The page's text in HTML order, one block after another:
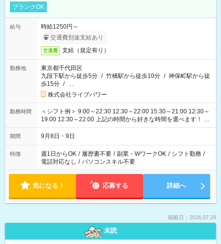
ブランクOK
給与
時給1250円～
交通費別途支給あり
交通費 支給（規定有り）
勤務地
東京都千代田区
九段下駅から徒歩5分 / 竹橋駅から徒歩10分 / 神保町駅から徒
歩15分 / …
株式会社ライブパワー
勤務時間
＜シフト例＞ 9:00～22:30 12:30～22:00 15:30～21:00 12:30～
19:00 12:30～22:00 上記の時間から好きな時間を選べます！ ※
時間は変更となる可能性があります
期間 9月8日・9日
特徴 週1日からOK / 履歴書不要 / 副業・WワークOK / シフト勤務 /
電話対応なし / パソコンスキル不要
気になる！ 応募する 詳細へ
掲載日：2026.07.29
未読